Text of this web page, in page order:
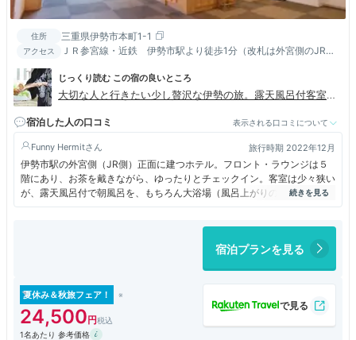
住所 三重県伊勢市本町1-1
アクセス
ＪＲ参宮線・近鉄 伊勢市駅より徒歩1分（改札は外宮側のJR改
じっくり読む この宿の良いところ
大切な人と行きたい少し贅沢な伊勢の旅。露天風呂付客室の
宿泊した人の口コミ 表示される口コミについて
Funny Hermit 旅行時期 2022年12月
伊勢市駅の外宮側（JR側）正面に建つホテル。フロント・ラウンジは５
階にあり、お茶を戴きながら、ゆったりとチェックイン。客室は少々狭い
が、露天風呂付で朝風呂を、もちろん大浴場（風呂上がりのアイスも）も
しっかり楽しんだ。夕食は、伊勢海老、鮑に松坂牛など豪華だった。
宿泊プランを見る
夏休み＆秋旅フェア！
24,500
1名あたり 参考価格